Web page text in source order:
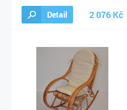
Detail 2 076 Kč